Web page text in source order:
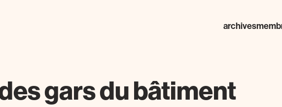
archives
gars du bâtiment